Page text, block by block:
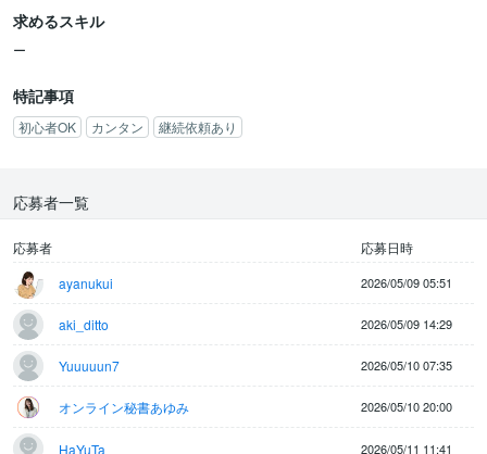
当方から改めて指定します。
キーワードや構成は依頼時にお伝えします。
【 報酬 】
1記事あたり1500円
出来れば複数記事作成頂けると助かります。
・納品期限なし
・テキストファイルで納品
今回のお仕事を行うことで得られるメリットとしては、
・Webメディアのライティング業務のノウハウを学べる
・在宅で時間の成約なく自身のペースで柔軟にお金を稼げる
・自分自身の転職活動をお金に換えられる
・自分自身の事務職に対する知識経験を発信できる
・事務職の転職市場について情報収集できる
・これから転職活動に役立てられる
求めるスキル
ー
特記事項
初心者OK カンタン 継続依頼あり
応募者一覧
応募者
応募日時
ayanukui
2026/05/09 05:51
aki_ditto 2026/05/09 14:29
Yuuuuun7 2026/05/10 07:35
オンライン秘書あゆみ 2026/05/10 20:00
HaYuTa 2026/05/11 11:41